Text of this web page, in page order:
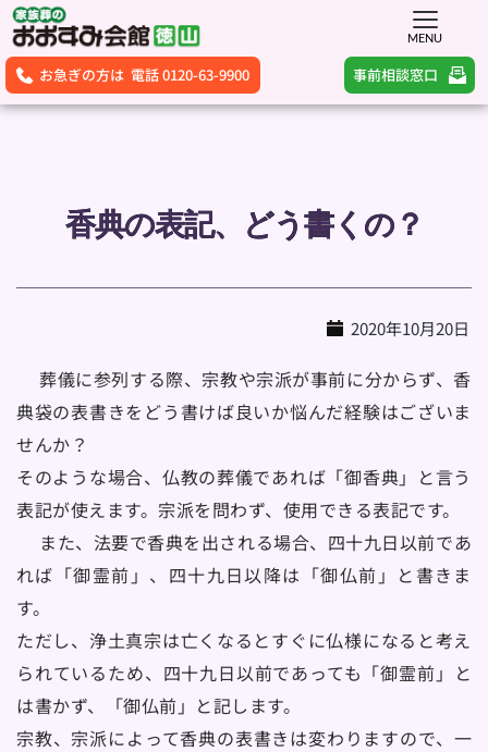
MENU
お急ぎの方は 電話 0120-63-9900 事前相談窓口
香典の表記、どう書くの？
2020年10月20日
葬儀に参列する際、宗教や宗派が事前に分からず、香
典袋の表書きをどう書けば良いか悩んだ経験はございま
せんか？
そのような場合、仏教の葬儀であれば「御香典」と言う
表記が使えます。宗派を問わず、使用できる表記です。
また、法要で香典を出される場合、四十九日以前であ
れば「御霊前」、四十九日以降は「御仏前」と書きま
す。
ただし、浄土真宗は亡くなるとすぐに仏様になると考え
られているため、四十九日以前であっても「御霊前」と
は書かず、「御仏前」と記します。
宗教、宗派によって香典の表書きは変わりますので、一